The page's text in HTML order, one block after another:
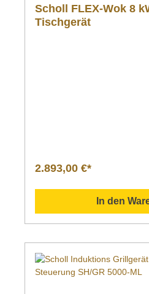
Scholl FLEX-Wok 8
Tischgerät
2.893,00 €*
In den